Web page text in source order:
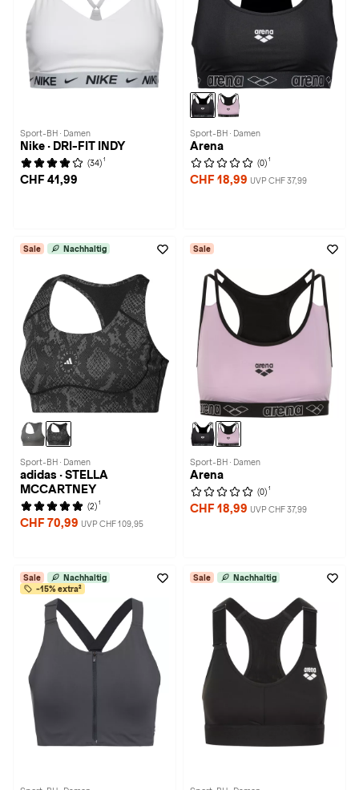
Sport-BH · Damen
Nike · DRI-FIT INDY
(34) 1
CHF 41,99
Sport-BH · Damen
Arena
(0) 1
CHF 18,99 UVP CHF 37,99
Sale Nachhaltig
Sport-BH · Damen
adidas · STELLA
MCCARTNEY
(2) 1
CHF 70,99 UVP CHF 109,95
Sale
Sport-BH · Damen
Arena
(0) 1
CHF 18,99 UVP CHF 37,99
Sale
Nachhaltig
-15% extra²
Sale Nachhaltig